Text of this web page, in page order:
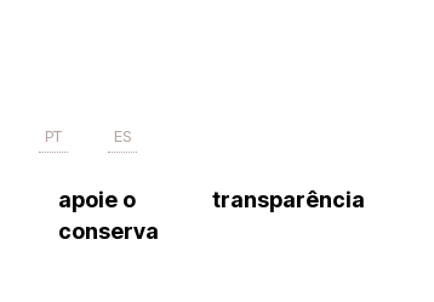
PT ES
apoie o
conserva
transparência